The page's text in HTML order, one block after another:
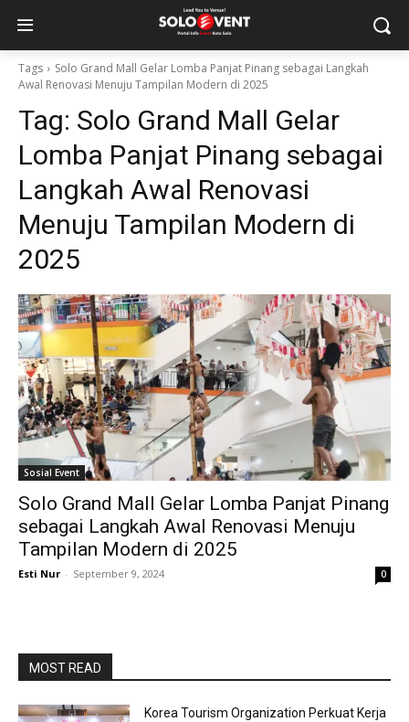
Tags
Solo Grand Mall Gelar Lomba Panjat Pinang sebagai Langkah
Awal Renovasi Menuju Tampilan Modern di 2025
Tag: Solo Grand Mall Gelar
Lomba Panjat Pinang sebagai
Langkah Awal Renovasi
Menuju Tampilan Modern di
2025
Sosial Event
Solo Grand Mall Gelar Lomba Panjat Pinang
sebagai Langkah Awal Renovasi Menuju
Tampilan Modern di 2025
Esti Nur - September 9, 2024 0
MOST READ
Korea Tourism Organization Perkuat Kerja